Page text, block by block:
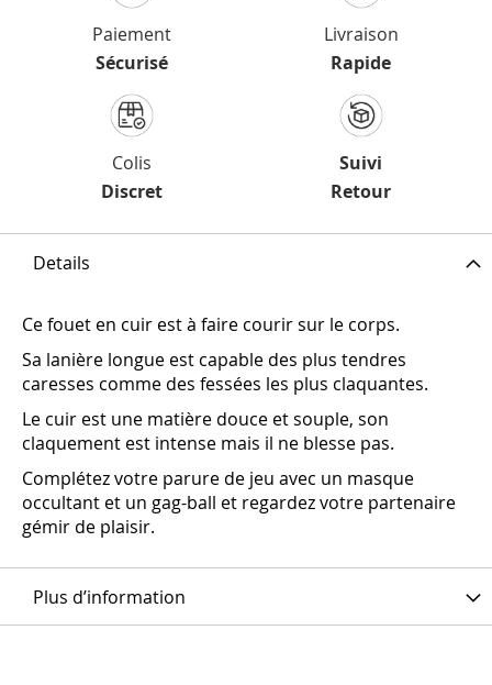
Paiement
Sécurisé
Livraison
Rapide
Colis
Discret
Suivi
Retour
Details
Ce fouet en cuir est à faire courir sur le corps.
Sa lanière longue est capable des plus tendres
caresses comme des fessées les plus claquantes.
Le cuir est une matière douce et souple, son
claquement est intense mais il ne blesse pas.
Complétez votre parure de jeu avec un masque
occultant et un gag-ball et regardez votre partenaire
gémir de plaisir.
Plus d’information